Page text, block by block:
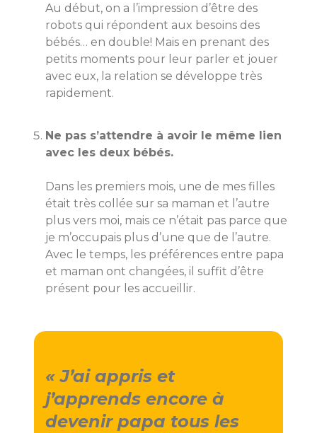
Au début, on a l’impression d’être des
robots qui répondent aux besoins des
bébés… en double! Mais en prenant des
petits moments pour leur parler et jouer
avec eux, la relation se développe très
rapidement.
Ne pas s’attendre à avoir le même lien
avec les deux bébés.
Dans les premiers mois, une de mes filles
était très collée sur sa maman et l’autre
plus vers moi, mais ce n’était pas parce que
je m’occupais plus d’une que de l’autre.
Avec le temps, les préférences entre papa
et maman ont changées, il suffit d’être
présent pour les accueillir.
J’ai appris et
j’apprends encore à
devenir papa tous les